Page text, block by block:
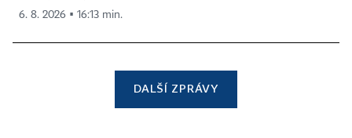
6. 8. 2026 ▪ 16:13 min.
DALŠÍ ZPRÁVY